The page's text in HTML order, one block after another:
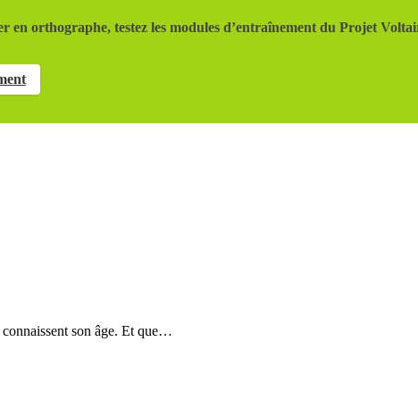
en orthographe, testez les modules d’entraînement du Projet
son âge. Et que…